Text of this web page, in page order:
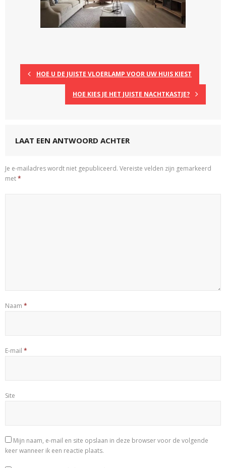
HOE U DE JUISTE VLOERLAMP VOOR UW HUIS KIEST
HOE KIES JE HET JUISTE NACHTKASTJE?
LAAT EEN ANTWOORD ACHTER
Je e-mailadres wordt niet gepubliceerd. Vereiste velden zijn gemarkeerd
met*
Naam *
E-mail *
Site
Mijn naam, e-mail en site opslaan in deze browser voor de volgende
keer wanneer ik een reactie plaats.